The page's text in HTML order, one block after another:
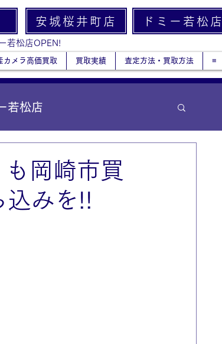
安城桜井町店 ドミー若松店
若松店OPEN!
カメラ高価買取 買取実績 査定方法・買取方法 ≡
若松店
岡崎市買
込みを!!